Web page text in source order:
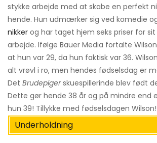
stykke arbejde med at skabe en perfekt
hende. Hun udmærker sig ved komedie
nikker og har taget hjem seks priser for
arbejde. Ifølge Bauer Media fortalte
at hun var 29, da hun faktisk var 36.
alt vrøvl i ro, men hendes fødselsdag er
Det Brudepigerskuespillerinde blev født
Dette gør hende 38 år og på mindre end
hun 39! Tillykke med fødselsdagen Wilson!
Underholdning